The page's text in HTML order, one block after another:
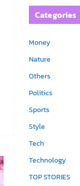
Categories
Money
Nature
Others
Politics
Sports
Style
Tech
Technology
TOP STORIES